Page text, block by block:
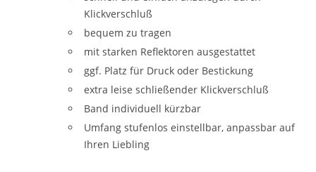
Klickverschluß
bequem zu tragen
mit starken Reflektoren ausgestattet
ggf. Platz für Druck oder Bestickung
extra leise schließender Klickverschluß
Band individuell kürzbar
Umfang stufenlos einstellbar, anpassbar auf
Ihren Liebling